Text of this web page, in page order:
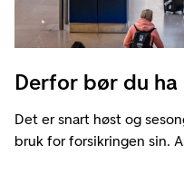
Derfor bør du
Det er snart høst og
bruk for forsikringen sin.